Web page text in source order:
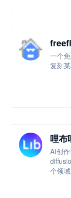
一个
复刻
哩布
AI创
个领域